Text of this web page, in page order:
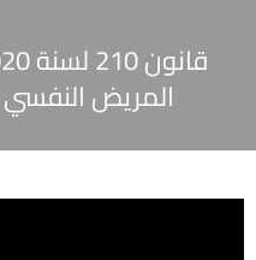
المريض النفسي رقم 71